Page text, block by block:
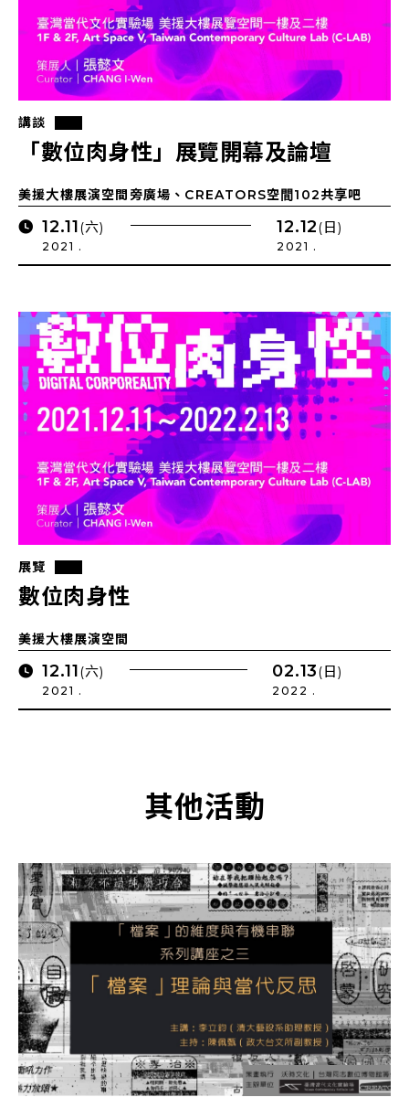
講談
「數位肉身性」展覽開幕及論壇
美援大樓展演空間旁廣場、CREATORS空間102共享吧
12.11(六)
2021 .
12.12(日)
2021 .
展覽
數位肉身性
美援大樓展演空間
12.11(六)
2021 .
02.13(日)
2022 .
其他活動